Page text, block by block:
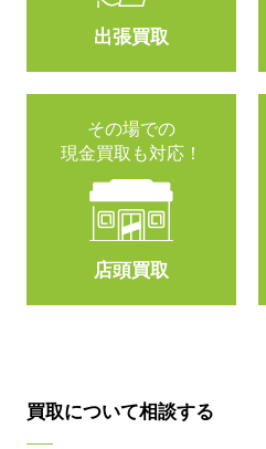
出張買取
その場での
現金買取も対応！
店頭買取
買取について相談する